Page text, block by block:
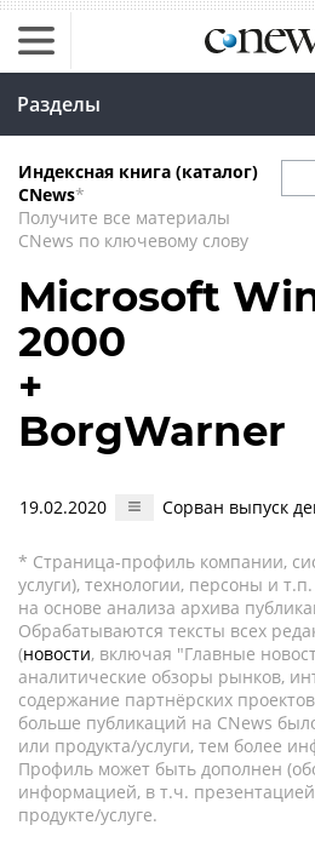
Разделы
Индексная книга (каталог)
CNews*
Получите все материалы
CNews по ключевому слову
Microsoft
2000
+
BorgWarner
19.02.2020 Сорван выпуск
* Страница-профиль компании,
услуги), технологии, персоны и
на основе анализа архива
Обрабатываются тексты всех
(новости, включая "Главные
аналитические обзоры рынков,
содержание партнёрских
больше публикаций на CNews
или продукта/услуги, тем более
Профиль может быть дополнен
информацией, в т.ч.
продукте/услуге.